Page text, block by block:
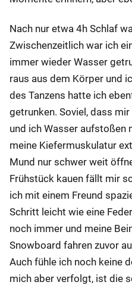
Nach nur etwa 4h Schlaf
Zwischenzeitlich war ich
immer wieder Wasser
raus aus dem Körper und
des Tanzens hatte ich
getrunken. Soviel, dass
und ich Wasser aufstoßen
meine Kiefermuskulatur
Mund nur schwer weit
Frühstück kauen fällt mir
ich mit einem Freund
Schritt leicht wie eine
noch immer und meine
Snowboard fahren zuvor
Auch fühle ich noch keine
mich aber verfolgt, ist die